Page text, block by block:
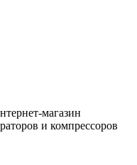
магазин
и компрессоров